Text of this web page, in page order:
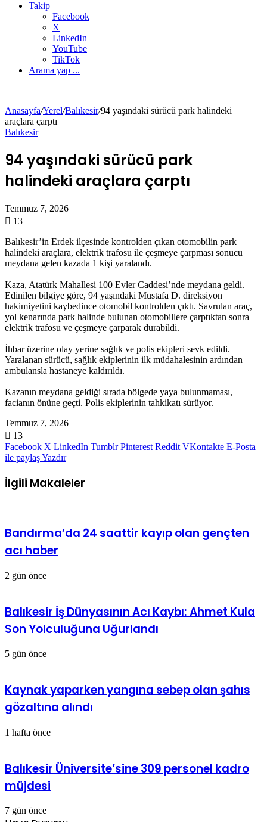
Takip
Facebook
X
LinkedIn
YouTube
TikTok
Arama yap ...
Anasayfa/Yerel/Balıkesir/94 yaşındaki sürücü park halindeki
araçlara çarptı
Balıkesir
94 yaşındaki sürücü park
halindeki araçlara çarptı
Temmuz 7, 2026
13
Balıkesir’in Erdek ilçesinde kontrolden çıkan otomobilin park
halindeki araçlara, elektrik trafosu ile çeşmeye çarpması sonucu
meydana gelen kazada 1 kişi yaralandı.
Kaza, Atatürk Mahallesi 100 Evler Caddesi’nde meydana geldi.
Edinilen bilgiye göre, 94 yaşındaki Mustafa D. direksiyon
hakimiyetini kaybedince otomobil kontrolden çıktı. Savrulan araç,
yol kenarında park halinde bulunan otomobillere çarptıktan sonra
elektrik trafosu ve çeşmeye çarparak durabildi.
İhbar üzerine olay yerine sağlık ve polis ekipleri sevk edildi.
Yaralanan sürücü, sağlık ekiplerinin ilk müdahalesinin ardından
ambulansla hastaneye kaldırıldı.
Kazanın meydana geldiği sırada bölgede yaya bulunmaması,
facianın önüne geçti. Polis ekiplerinin tahkikatı sürüyor.
Temmuz 7, 2026
13
Facebook X LinkedIn Tumblr Pinterest Reddit VKontakte E-Posta
ile paylaşYazdır
İlgili Makaleler
Bandırma’da 24 saattir kayıp olan gençten
acı haber
2 gün önce
Balıkesir İş Dünyasının Acı Kaybı: Ahmet Kula
Son Yolculuğuna Uğurlandı
5 gün önce
Kaynak yaparken yangına sebep olan şahıs
gözaltına alındı
1 hafta önce
Balıkesir Üniversite’sine 309 personel kadro
müjdesi
7 gün önce